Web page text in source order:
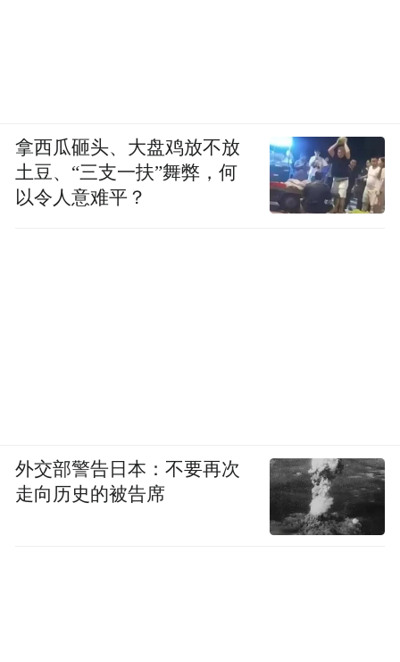
拿西瓜砸头、大盘鸡放不放
土豆、“三支一扶”舞弊，何
以令人意难平？
外交部警告日本：不要再次
走向历史的被告席